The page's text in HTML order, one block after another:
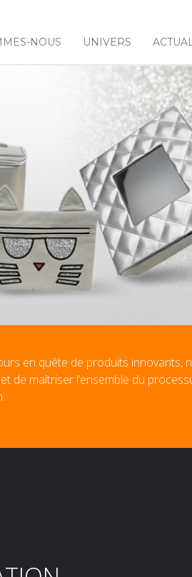
NOUS UNIVERS
en quête de produits
de maîtriser l’ensemble du